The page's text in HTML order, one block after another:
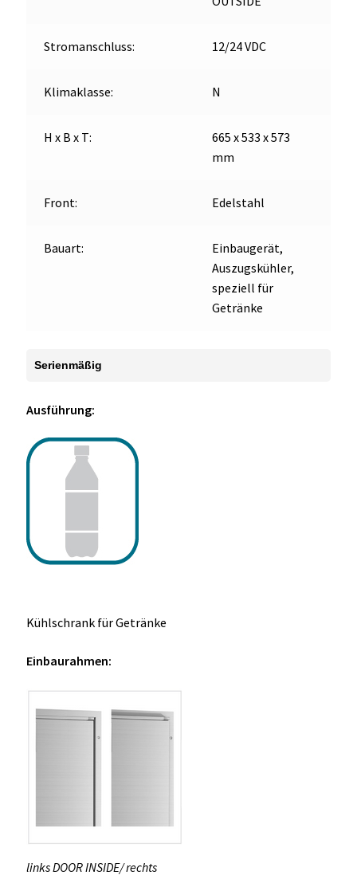
Stromanschluss: 12/24 VDC
Klimaklasse: N
H x B x T:
665 x 533 x 573
mm
Front: Edelstahl
Bauart:
Einbaugerät,
Auszugskühler,
speziell für
Getränke
Serienmäßig
Ausführung:
Kühlschrank für Getränke
Einbaurahmen:
links DOOR INSIDE/ rechts